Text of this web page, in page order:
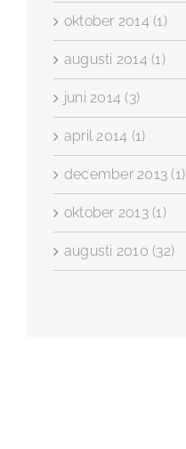
oktober 2014 (1)
augusti 2014 (1)
juni 2014 (3)
april 2014 (1)
december 2013 (1)
oktober 2013 (1)
augusti 2010 (32)